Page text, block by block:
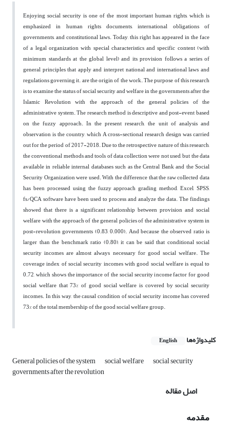
Enjoying social security is one of the most important human rights, which is
emphasized in human rights documents, international obligations of
governments, and constitutional laws. Today, this right has appeared in the face
of a legal organization with special characteristics and specific content (with
minimum standards at the global level) and its provision follows a series of
general principles that apply and interpret national and international laws and
regulations governing it. are the origin of the work. The purpose of this research
is to examine the status of social security and welfare in the governments after the
Islamic Revolution with the approach of the general policies of the
administrative system. The research method is descriptive and post-event based
on the fuzzy approach. In the present research, the unit of analysis and
observation is the country, which A cross-sectional research design was carried
out for the period of 2017-2018. Due to the retrospective nature of this research,
the conventional methods and tools of data collection were not used, but the data
available in reliable internal databases such as the Central Bank and the Social
Security Organization were used. With the difference that the raw collected data
has been processed using the fuzzy approach grading method, Excel, SPSS,
fs/QCA software have been used to process and analyze the data. The findings
showed that there is a significant relationship between provision and social
welfare with the approach of the general policies of the administrative system in
post-revolution governments (0.83, 0.000). And because the observed ratio is
larger than the benchmark ratio (0.80), it can be said that conditional social
security incomes are almost always necessary for good social welfare. The
coverage index of social security incomes with good social welfare is equal to
0.72, which shows the importance of the social security income factor for good
social welfare that 73% of good social welfare is covered by social security
incomes. In this way, the causal condition of social security income has covered
73% of the total membership of the good social welfare group.
کلیدواژه‌ها English
General policies of the system social welfare social security
governments after the revolution
اصل مقاله
مقدمه